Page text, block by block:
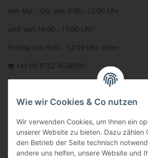
von Mo. - Do. von 9:00 - 12:00 Uhr
und von 14:00 - 17:00 Uhr
Freitag von 9:00 - 12:00 Uhr unter:
☎️ +49 (0) 8752 8658090
oder über unserKontaktformular
BFT - Autorisierter Fachhändler
Wie wir Cookies & Co nutzen
Wir verwenden Cookies, um Ihnen ein
unserer Website zu bieten. Dazu zählen
den Betrieb der Seite technisch
andere uns helfen, unsere Website und